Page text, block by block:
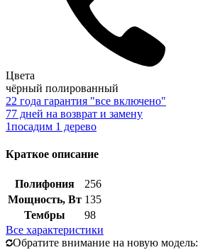
Цвета
чёрный полированный
22 года гарантия "все включено"
77 дней на возврат и замену
1посадим 1 дерево
Краткое описание
Полифония
256
Мощность, Вт 135
Тембры
98
Все характеристики
Обратите внимание на новую модель: